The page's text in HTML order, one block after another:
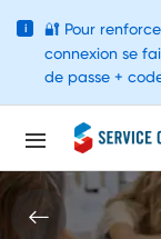
i 🔐 Pour
connexion se
de passe +